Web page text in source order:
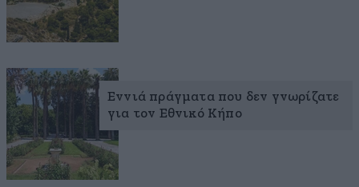
Εννιά πράγματα που δεν γνωρίζατε
για τον Εθνικό Κήπο